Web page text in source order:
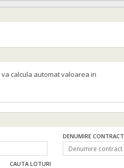
calcula automat valoarea in
DENUMIRE CONTRACT
CAUTA LOTURI